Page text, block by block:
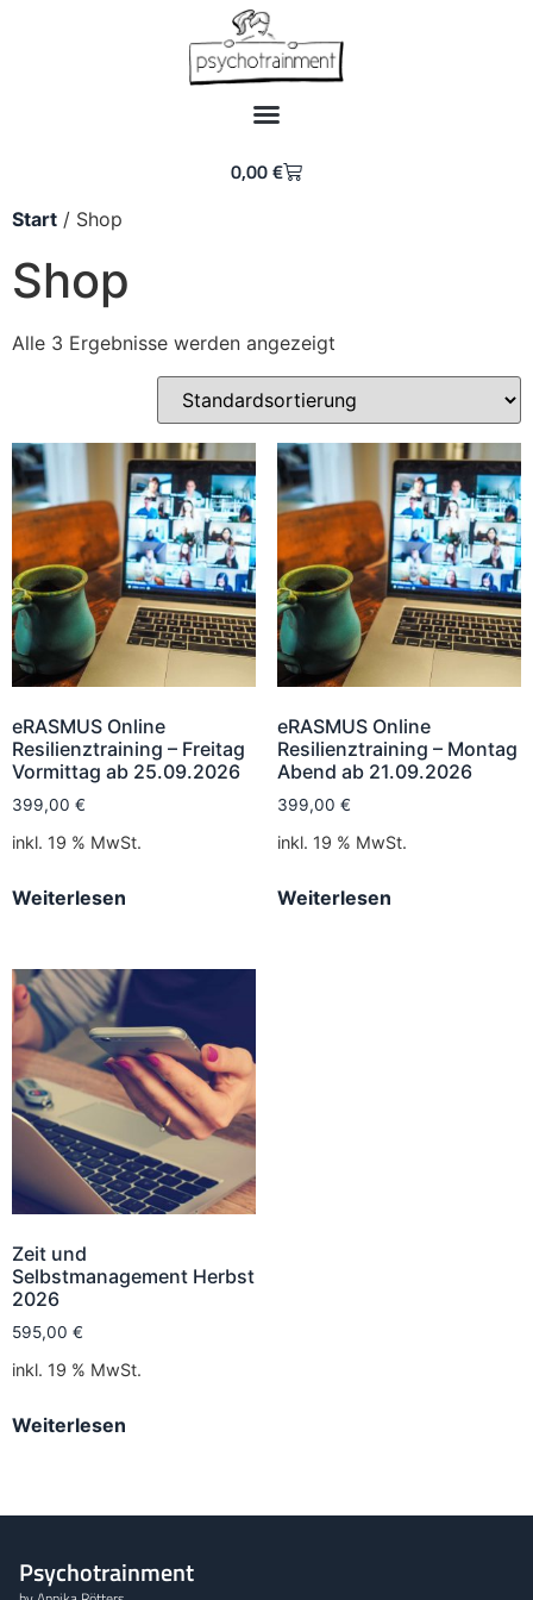
0,00€
Start / Shop
Shop
Alle 3 Ergebnisse werden angezeigt
eRASMUS Online
Resilienztraining – Freitag
Vormittag ab 25.09.2026
399,00 €
inkl. 19 % MwSt.
Weiterlesen
eRASMUS Online
Resilienztraining – Montag
Abend ab 21.09.2026
399,00 €
inkl. 19 % MwSt.
Weiterlesen
Zeit und
Selbstmanagement Herbst
2026
595,00 €
inkl. 19 % MwSt.
Weiterlesen
Psychotrainment